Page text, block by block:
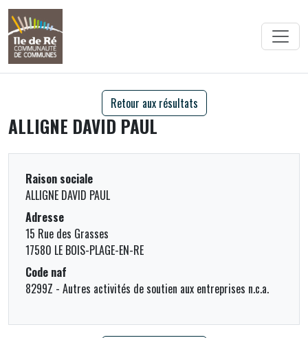
Retour aux résultats
ALLIGNE DAVID PAUL
Raison sociale
ALLIGNE DAVID PAUL
Adresse
15 Rue des Grasses
17580 LE BOIS-PLAGE-EN-RE
Code naf
8299Z - Autres activités de soutien aux entreprises n.c.a.